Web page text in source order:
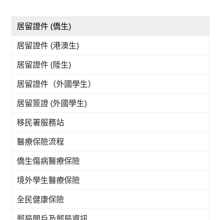
居留證件 (僑生)
居留證件 (港澳生)
居留證件 (陸生)
居留證件（外國學生）
居留簽證 (外國學生)
移民署服務站
醫療保險流程
僑生傷病醫療保險
境外學生醫療保險
全民健康保險